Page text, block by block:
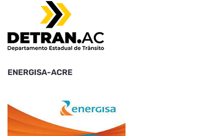
ENERGISA-ACRE